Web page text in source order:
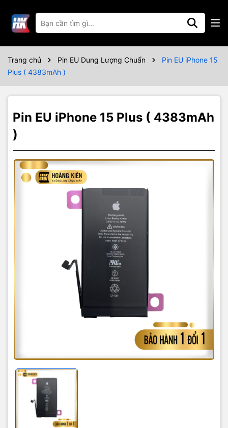
Trang chủ Pin EU Dung Lượng Chuẩn
Pin EU iPhone 15
Plus ( 4383mAh )
Pin EU iPhone 15 Plus ( 4383mAh
)
Thông số kỹ thuật